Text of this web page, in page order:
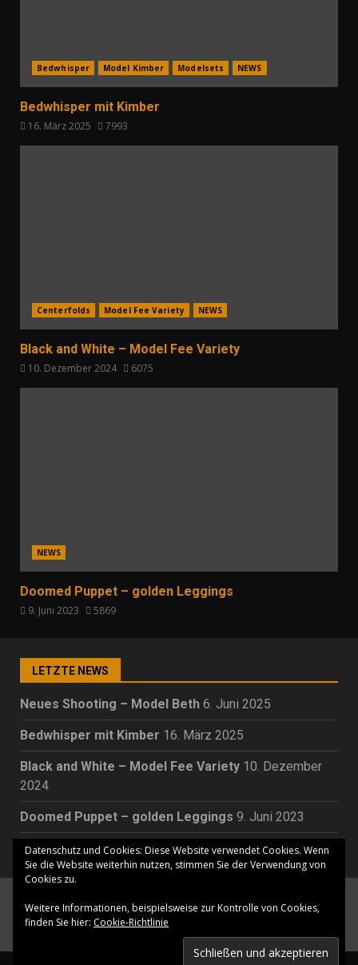
Datenschutz und Cookies: Diese Website verwendet Cookies. Wenn
Sie die Website weiterhin nutzen, stimmen Sie der Verwendung von
Cookies zu.
Weitere Informationen, beispielsweise zur Kontrolle von Cookies,
finden Sie hier: Cookie-Richtlinie
Bedwhisper Model Kimber Modelsets NEWS
Bedwhisper mit Kimber
16. März 2025 7993
Centerfolds Model Fee Variety NEWS
Black and White – Model Fee Variety
10. Dezember 2024 6075
NEWS
Doomed Puppet – golden Leggings
9. Juni 2023 5869
LETZTE NEWS
Neues Shooting – Model Beth 6. Juni 2025
Bedwhisper mit Kimber 16. März 2025
Black and White – Model Fee Variety 10. Dezember
2024
Doomed Puppet – golden Leggings 9. Juni 2023
Cora Holunder – Beelitz Heilstätten 23. Mai 2023
Photoshop before/after
Kundenbewertungen
NEW GALERY